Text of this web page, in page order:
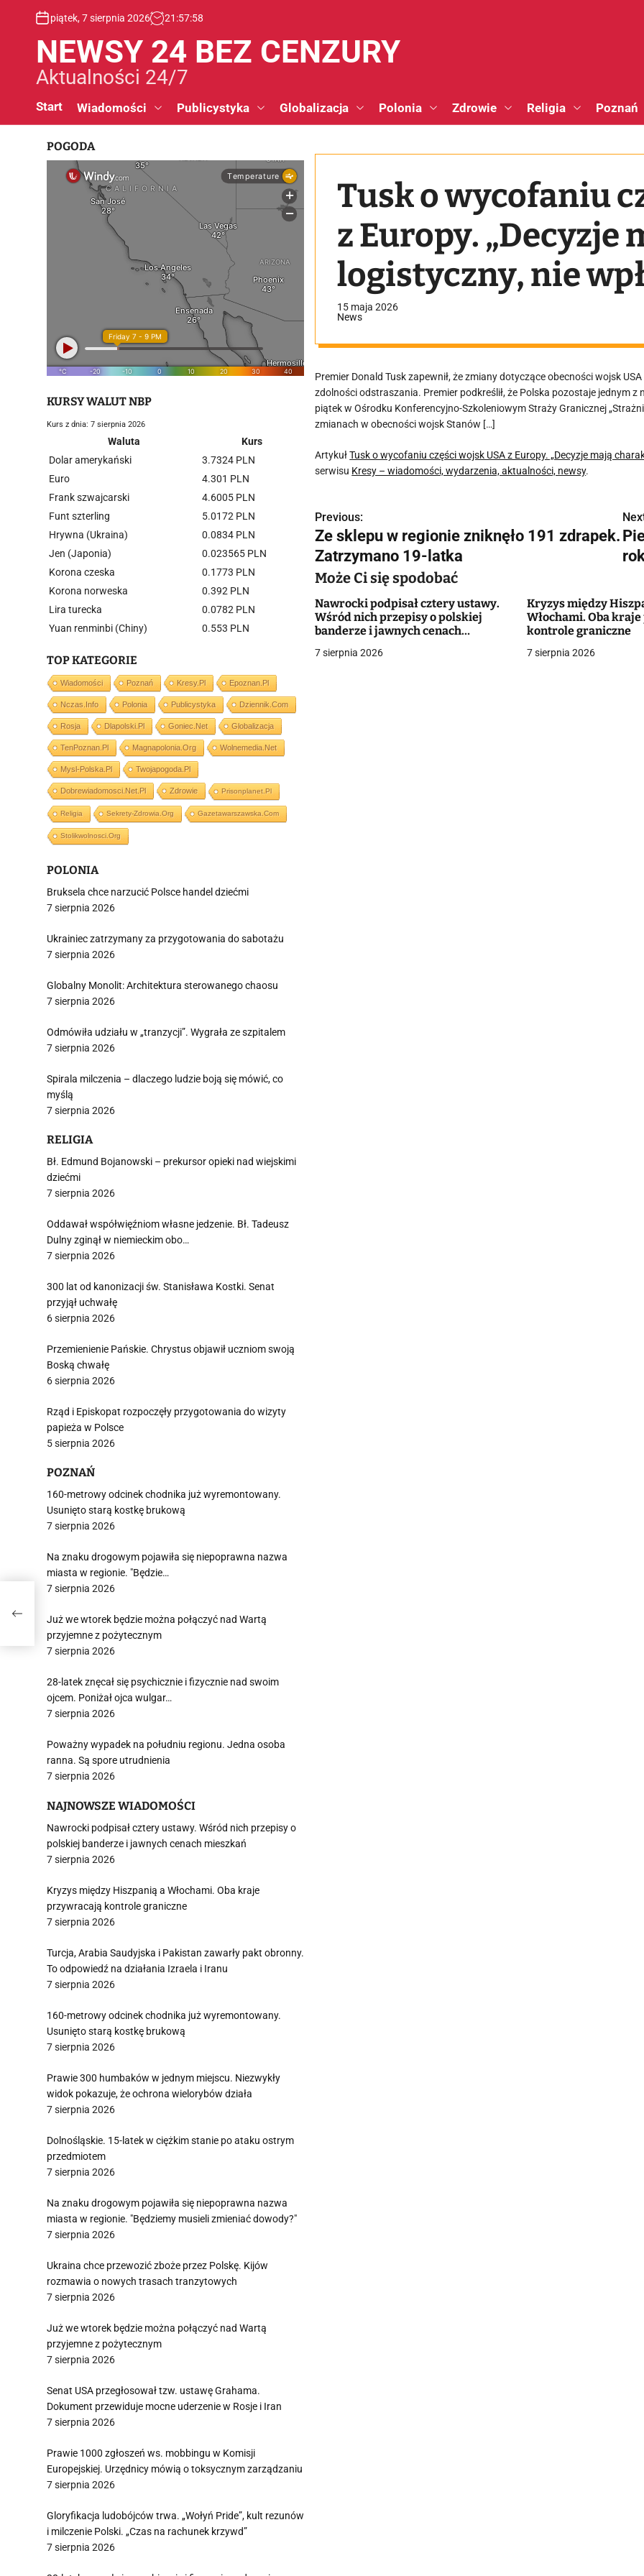
piątek, 7 sierpnia 2026 21 :57:59
NEWSY 24 BEZ CENZURY
Aktualności 24/7
Start Wiadomości Publicystyka Globalizacja Polonia Zdrowie Religia Poznań
Tusk o wycofaniu
z Europy.
logistyczny, nie
bezpieczeństwo”
15 maja 2026
News
Premier Donald Tusk zapewnił, że zmiany dotyczące obecności wojsk
zdolności odstraszania. Premier podkreślił, że Polska pozostaje jednym
piątek w Ośrodku Konferencyjno-Szkoleniowym Straży Granicznej
zmianach w obecności wojsk Stanów […]
ArtykułTusk o wycofaniu części wojsk USA z Europy. „Decyzje mają
serwisu Kresy – wiadomości, wydarzenia, aktualności, newsy.
N
a
w
i
g
a
Previous:
Ze sklepu w regionie zniknęło 191 zdrapek.
Zatrzymano 19-latka
Może Ci się spodobać
Nawrocki podpisał cztery ustawy.
Wśród nich przepisy o polskiej
banderze i jawnych cenach
7 sierpnia 2026
Kryzys między
Włochami. Oba
kontrole graniczne
7 sierpnia 2026
POGODA
KURSY WALUT NBP
Kurs z dnia: 7 sierpnia 2026
Waluta
Kurs
Dolar amerykański
3.7324 PLN
Euro
4.301 PLN
Frank szwajcarski
4.6005 PLN
Funt szterling
5.0172 PLN
Hrywna (Ukraina)
0.0834 PLN
Jen (Japonia)
0.023565 PLN
Korona czeska
0.1773 PLN
Korona norweska
0.392 PLN
Lira turecka
0.0782 PLN
Yuan renminbi (Chiny)
0.553 PLN
TOP KATEGORIE
Wiadomości Poznań Kresy.pl Epoznan.pl
Nczas.info Polonia Publicystyka Dziennik.com
Rosja Dlapolski.pl Goniec.net Globalizacja
TenPoznan.pl Magnapolonia.org Wolnemedia.net
Mysl-Polska.pl Twojapogoda.pl
Dobrewiadomosci.net.pl Zdrowie Prisonplanet.pl
Religia Sekrety-Zdrowia.org Gazetawarszawska.com
Stolikwolnosci.org
POLONIA
Bruksela chce narzucić Polsce handel dziećmi
7 sierpnia 2026
Ukrainiec zatrzymany za przygotowania do sabotażu
7 sierpnia 2026
Globalny Monolit: Architektura sterowanego chaosu
7 sierpnia 2026
Odmówiła udziału w „tranzycji”. Wygrała ze szpitalem
7 sierpnia 2026
Spirala milczenia – dlaczego ludzie boją się mówić, co
myślą
7 sierpnia 2026
RELIGIA
Bł. Edmund Bojanowski – prekursor opieki nad wiejskimi
dziećmi
7 sierpnia 2026
Oddawał współwięźniom własne jedzenie. Bł. Tadeusz
Dulny zginął w niemieckim obo…
7 sierpnia 2026
300 lat od kanonizacji św. Stanisława Kostki. Senat
przyjął uchwałę
6 sierpnia 2026
Przemienienie Pańskie. Chrystus objawił uczniom swoją
Boską chwałę
6 sierpnia 2026
Rząd i Episkopat rozpoczęły przygotowania do wizyty
papieża w Polsce
5 sierpnia 2026
POZNAŃ
160-metrowy odcinek chodnika już wyremontowany.
Usunięto starą kostkę brukową
7 sierpnia 2026
Na znaku drogowym pojawiła się niepoprawna nazwa
miasta w regionie. "Będzie…
7 sierpnia 2026
Już we wtorek będzie można połączyć nad Wartą
przyjemne z pożytecznym
7 sierpnia 2026
28-latek znęcał się psychicznie i fizycznie nad swoim
ojcem. Poniżał ojca wulgar…
7 sierpnia 2026
Poważny wypadek na południu regionu. Jedna osoba
ranna. Są spore utrudnienia
7 sierpnia 2026
NAJNOWSZE WIADOMOŚCI
Nawrocki podpisał cztery ustawy. Wśród nich przepisy o
polskiej banderze i jawnych cenach mieszkań
7 sierpnia 2026
Kryzys między Hiszpanią a Włochami. Oba kraje
przywracają kontrole graniczne
7 sierpnia 2026
Turcja, Arabia Saudyjska i Pakistan zawarły pakt obronny.
To odpowiedź na działania Izraela i Iranu
7 sierpnia 2026
160-metrowy odcinek chodnika już wyremontowany.
Usunięto starą kostkę brukową
7 sierpnia 2026
Prawie 300 humbaków w jednym miejscu. Niezwykły
widok pokazuje, że ochrona wielorybów działa
7 sierpnia 2026
Dolnośląskie. 15-latek w ciężkim stanie po ataku ostrym
przedmiotem
7 sierpnia 2026
Na znaku drogowym pojawiła się niepoprawna nazwa
miasta w regionie. "Będziemy musieli zmieniać dowody?"
7 sierpnia 2026
Ukraina chce przewozić zboże przez Polskę. Kijów
rozmawia o nowych trasach tranzytowych
7 sierpnia 2026
Już we wtorek będzie można połączyć nad Wartą
przyjemne z pożytecznym
7 sierpnia 2026
Senat USA przegłosował tzw. ustawę Grahama.
Dokument przewiduje mocne uderzenie w Rosje i Iran
7 sierpnia 2026
Prawie 1000 zgłoszeń ws. mobbingu w Komisji
Europejskiej. Urzędnicy mówią o toksycznym zarządzaniu
7 sierpnia 2026
Gloryfikacja ludobójców trwa. „Wołyń Pride”, kult rezunów
i milczenie Polski. „Czas na rachunek krzywd”
7 sierpnia 2026